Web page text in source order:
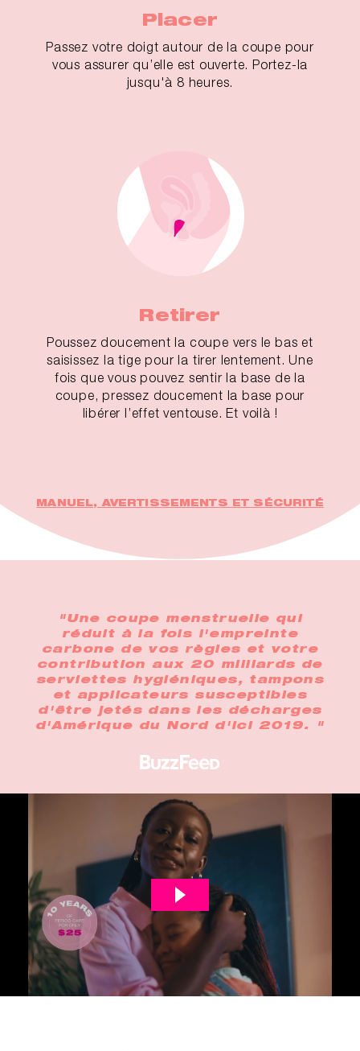
Placer
Passez votre doigt autour de la coupe pour
vous assurer qu’elle est ouverte. Portez-la
jusqu'à 8 heures.
Retirer
Poussez doucement la coupe vers le bas et
saisissez la tige pour la tirer lentement. Une
fois que vous pouvez sentir la base de la
coupe, pressez doucement la base pour
libérer l’effet ventouse. Et voilà !
MANUEL, AVERTISSEMENTS ET SÉCURITÉ
"Une coupe menstruelle qui
réduit à la fois l'empreinte
carbone de vos règles et votre
contribution aux 20 milliards de
serviettes hygiéniques, tampons
et applicateurs susceptibles
d'être jetés dans les décharges
d'Amérique du Nord d'ici 2019. "